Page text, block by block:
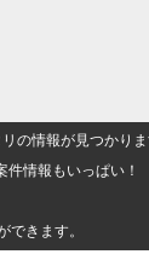
の情報が見つかりま
情報もいっぱい！
きます。